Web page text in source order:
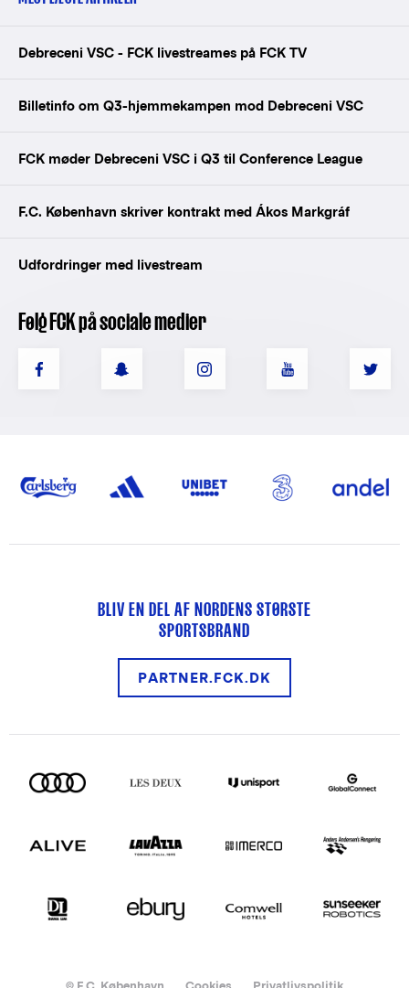
Debreceni VSC - FCK livestreames på FCK TV
Billetinfo om Q3-hjemmekampen mod Debreceni VSC
FCK møder Debreceni VSC i Q3 til Conference League
F.C. København skriver kontrakt med Ákos Markgráf
Udfordringer med livestream
Følg FCK på sociale medier
BLIV EN DEL AF NORDENS STØRSTE
SPORTSBRAND
PARTNER.FCK.DK